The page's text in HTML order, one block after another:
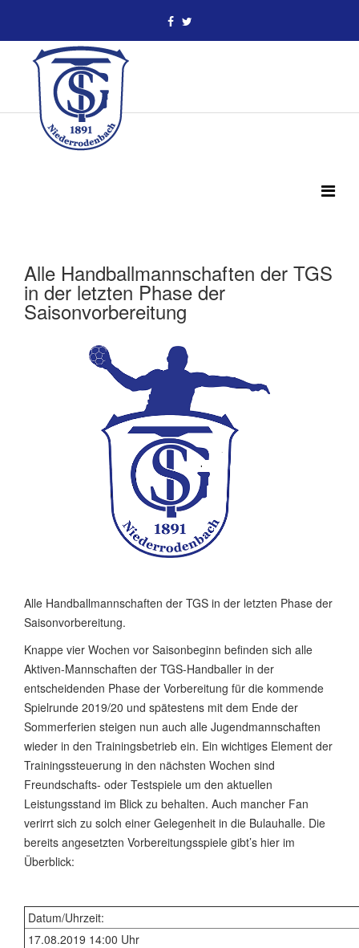
Alle Handballmannschaften der TGS
in der letzten Phase der
Saisonvorbereitung
Alle Handballmannschaften der TGS in der letzten Phase der
Saisonvorbereitung.
Knappe vier Wochen vor Saisonbeginn befinden sich alle
Aktiven-Mannschaften der TGS-Handballer in der
entscheidenden Phase der Vorbereitung für die kommende
Spielrunde 2019/20 und spätestens mit dem Ende der
Sommerferien steigen nun auch alle Jugendmannschaften
wieder in den Trainingsbetrieb ein. Ein wichtiges Element der
Trainingssteuerung in den nächsten Wochen sind
Freundschafts- oder Testspiele um den aktuellen
Leistungsstand im Blick zu behalten. Auch mancher Fan
verirrt sich zu solch einer Gelegenheit in die Bulauhalle. Die
bereits angesetzten Vorbereitungsspiele gibt’s hier im
Überblick:
Datum/Uhrzeit:
17.08.2019 14:00 Uhr